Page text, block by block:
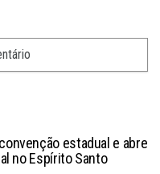
estadual e abre
no Espírito Santo